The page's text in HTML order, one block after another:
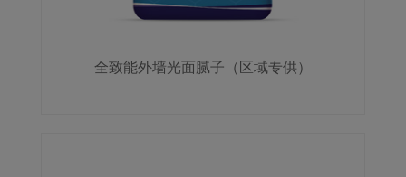
全致能外墙光面腻子（区域专供）